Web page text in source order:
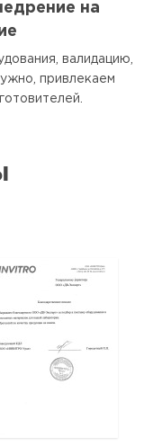
на
валидацию,
привлекаем